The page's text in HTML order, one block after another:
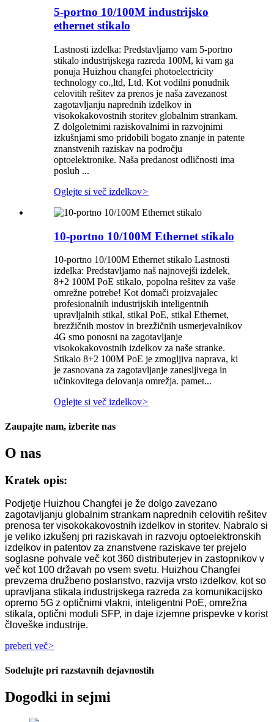
5-portno 10/100M industrijsko
ethernet stikalo
Lastnosti izdelka: Predstavljamo vam 5-portno
stikalo industrijskega razreda 100M, ki vam ga
ponuja Huizhou changfei photoelectricity
technology co.,ltd, Ltd. Kot vodilni ponudnik
celovitih rešitev za prenos je naša zavezanost
zagotavljanju naprednih izdelkov in
visokokakovostnih storitev globalnim strankam.
Z dolgoletnimi raziskovalnimi in razvojnimi
izkušnjami smo pridobili bogato znanje in patente
znanstvenih raziskav na področju
optoelektronike. Naša predanost odličnosti ima
posluh ...
Oglejte si več izdelkov>
10-portno 10/100M Ethernet stikalo
10-portno 10/100M Ethernet stikalo Lastnosti
izdelka: Predstavljamo naš najnovejši izdelek,
8+2 100M PoE stikalo, popolna rešitev za vaše
omrežne potrebe! Kot domači proizvajalec
profesionalnih industrijskih inteligentnih
upravljalnih stikal, stikal PoE, stikal Ethernet,
brezžičnih mostov in brezžičnih usmerjevalnikov
4G smo ponosni na zagotavljanje
visokokakovostnih izdelkov za naše stranke.
Stikalo 8+2 100M PoE je zmogljiva naprava, ki
je zasnovana za zagotavljanje zanesljivega in
učinkovitega delovanja omrežja. pamet...
Oglejte si več izdelkov>
Zaupajte nam, izberite nas
O nas
Kratek opis:
Podjetje Huizhou Changfei je že dolgo zavezano
zagotavljanju globalnim strankam naprednih celovitih rešitev
prenosa ter visokokakovostnih izdelkov in storitev. Nabralo si
je veliko izkušenj pri raziskavah in razvoju optoelektronskih
izdelkov in patentov za znanstvene raziskave ter prejelo
soglasne pohvale več kot 360 distributerjev in zastopnikov v
več kot 100 državah po vsem svetu. Huizhou Changfei
prevzema družbeno poslanstvo, razvija vrsto izdelkov, kot so
upravljana stikala industrijskega razreda za komunikacijsko
opremo 5G z optičnimi vlakni, inteligentni PoE, omrežna
stikala, optični moduli SFP, in daje izjemne prispevke v korist
človeške industrije.
preberi več>
Sodelujte pri razstavnih dejavnostih
Dogodki in sejmi